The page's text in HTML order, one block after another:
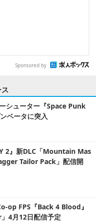
Sponsored by
シューター『Space Punk
ベータに突入
2』新DLC「Mountain Mas
Tailor Pack」配信開
op FPS『Back 4 Blood』
4月12日配信予定